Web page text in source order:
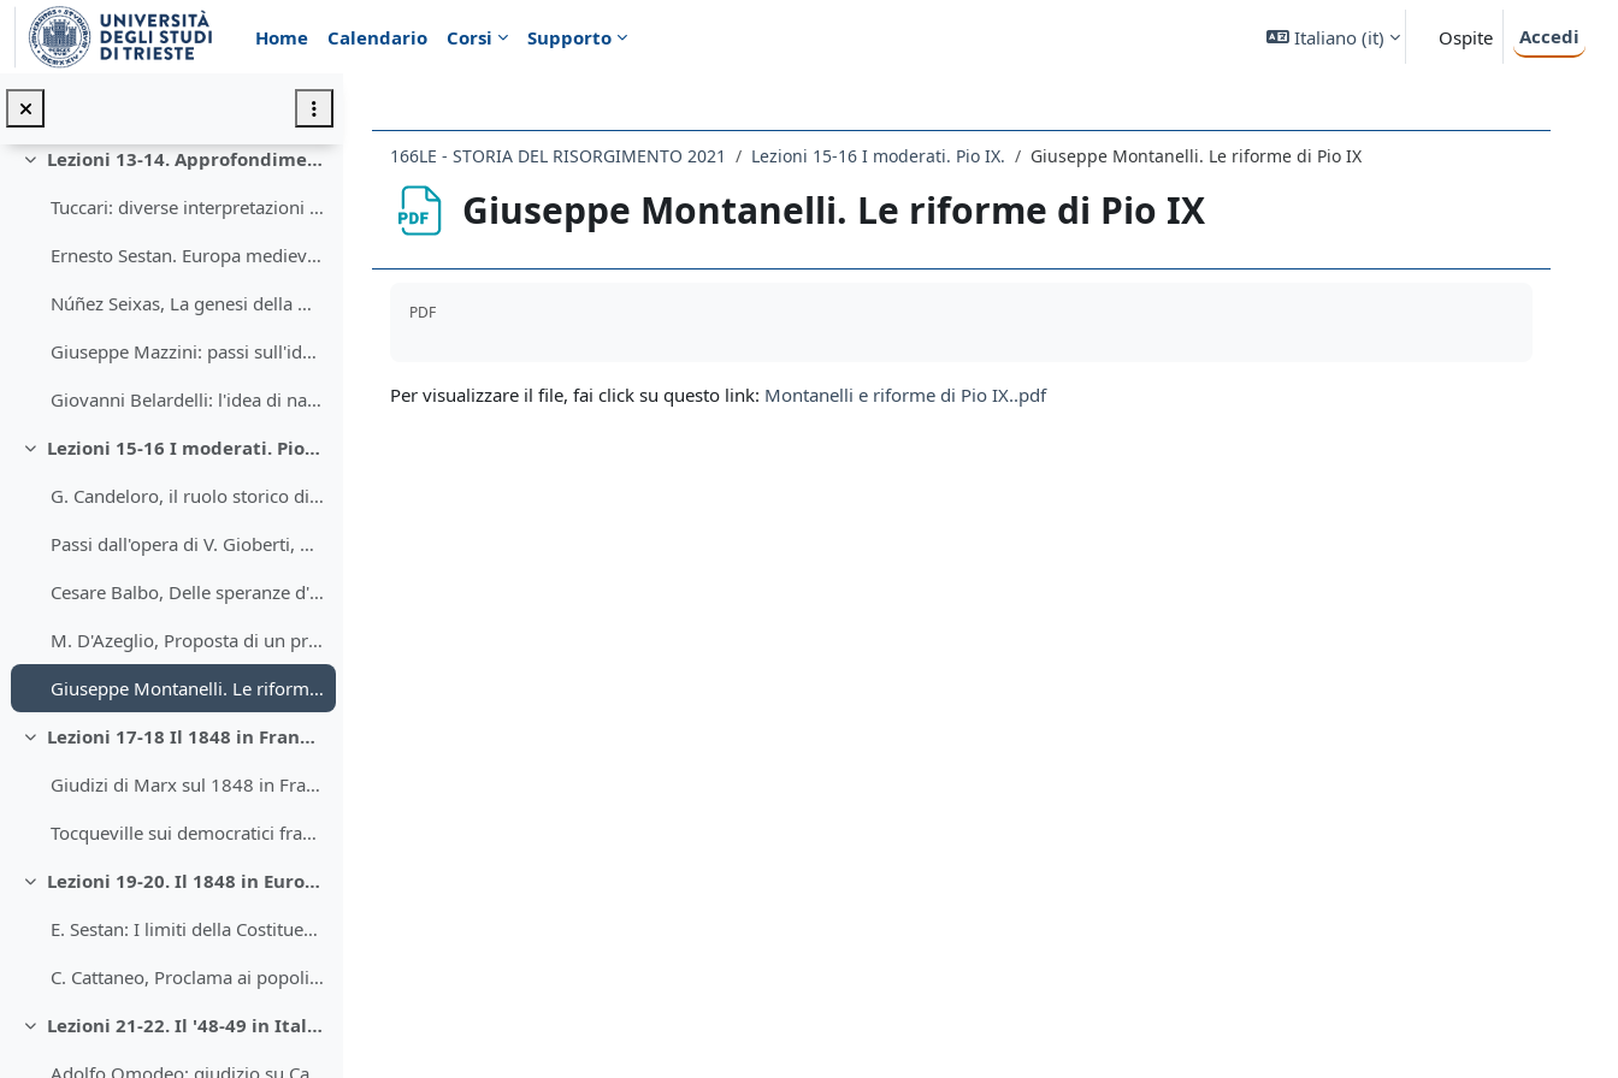
Vai al contenuto principale
Home
Calendario Corsi Supporto Italiano ‎(it)‎ Ospite Accedi
Il programma della Giovine Italia (da G. Bernardelli, Mazzini, Bologna 2010)
Minimizza
Lezioni 13-14. Approfondimento sull'idea di nazione in Mazzini
Tuccari: diverse interpretazioni storiografiche dell'idea di nazione
Ernesto Sestan. Europa medievale e nazioni moderne.
Núñez Seixas, La genesi della moderna nazione spagnola (e di quelle catalana e basca)
Giuseppe Mazzini: passi sull'idea di nazione
Giovanni Belardelli: l'idea di nazione in Mazzini
Minimizza
Lezioni 15-16 I moderati. Pio IX.
G. Candeloro, il ruolo storico di Vincenzo Gioberti
Passi dall'opera di V. Gioberti, Del primato morale e civile degli italiani
Cesare Balbo, Delle speranze d'Italia. L'inorientamento dell'Austria
M. D'Azeglio, Proposta di un programma per l'opinione nazionale italiana
Giuseppe Montanelli. Le riforme di Pio IX
Minimizza
Lezioni 17-18 Il 1848 in Francia
Giudizi di Marx sul 1848 in Francia
Tocqueville sui democratici francesi del 1848
Minimizza
Lezioni 19-20. Il 1848 in Europa
E. Sestan: I limiti della Costituente di Francoforte, 1848-49
C. Cattaneo, Proclama ai popoli della monarchia
Minimizza
Lezioni 21-22. Il '48-49 in Italia.
166LE - STORIA DEL RISORGIMENTO 2021 Lezioni 15-16 I moderati. Pio IX. Giuseppe Montanelli. Le riforme di Pio IX
Giuseppe Montanelli. Le riforme di Pio IX
PDF
Per visualizzare il file, fai click su questo link: Montanelli e riforme di Pio IX..pdf